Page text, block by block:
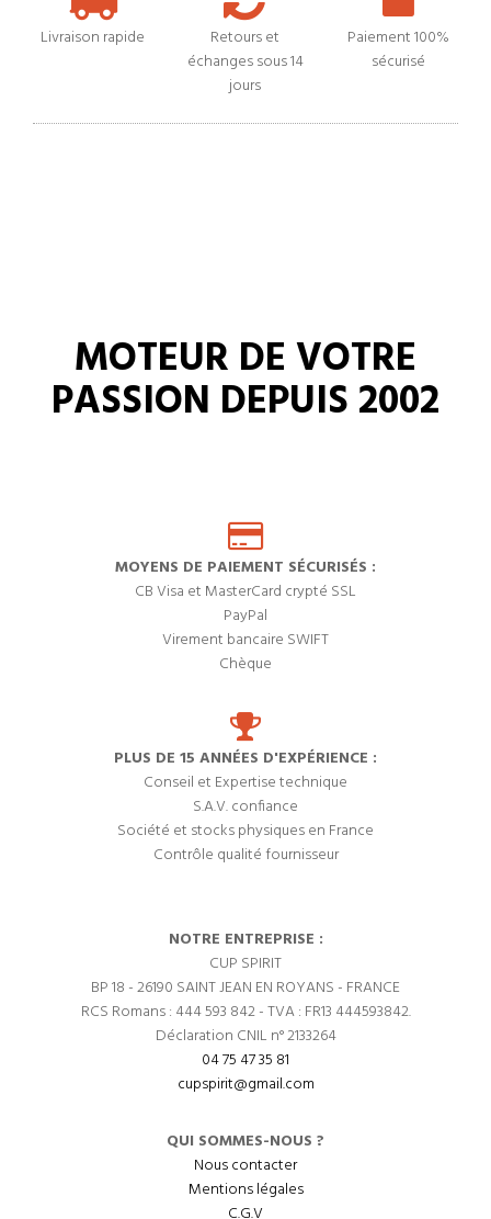
Livraison rapide
Retours et
échanges sous 14
jours
Paiement 100%
sécurisé
MOTEUR DE VOTRE
PASSION DEPUIS 2002
MOYENS DE PAIEMENT SÉCURISÉS :
CB Visa et MasterCard crypté SSL
PayPal
Virement bancaire SWIFT
Chèque
PLUS DE 15 ANNÉES D'EXPÉRIENCE :
Conseil et Expertise technique
S.A.V. confiance
Société et stocks physiques en France
Contrôle qualité fournisseur
NOTRE ENTREPRISE :
CUP SPIRIT
BP 18 - 26190 SAINT JEAN EN ROYANS - FRANCE
RCS Romans : 444 593 842 - TVA : FR13 444593842.
Déclaration CNIL n° 2133264
04 75 47 35 81
cupspirit@gmail.com
QUI SOMMES-NOUS ?
Nous contacter
Mentions légales